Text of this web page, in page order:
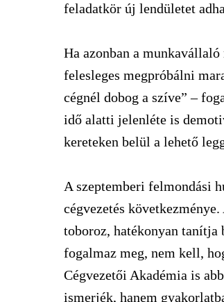
feladatkör új lendületet
Ha azonban a
felesleges megpróbálni
cégnél dobog a szíve” –
idő alatti jelenléte is
kereteken belül a lehető
A szeptemberi felmondási
cégvezetés
toboroz, hatékonyan tanítja
fogalmaz meg, nem kell,
Cégvezetői Akadémia is
ismerjék, hanem